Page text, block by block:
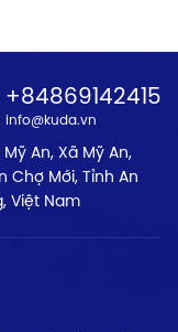
+84869142415
info@kuda.vn
Mỹ An, Xã Mỹ An,
Chợ Mới, Tỉnh An
Việt Nam